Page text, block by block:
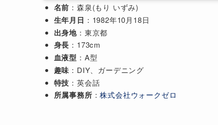
名前 ：森泉(もり いずみ)
生年月日 ：1982年10月18日
出身地：東京都
身長 ：173cm
血液型 ：A型
趣味 ：DIY、ガーデニング
特技 ：英会話
所属事務所 ：株式会社ウォークゼロ